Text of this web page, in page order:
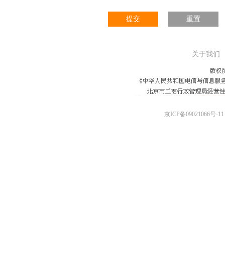
提交 重置
关于我们
京ICP备09021066号-11